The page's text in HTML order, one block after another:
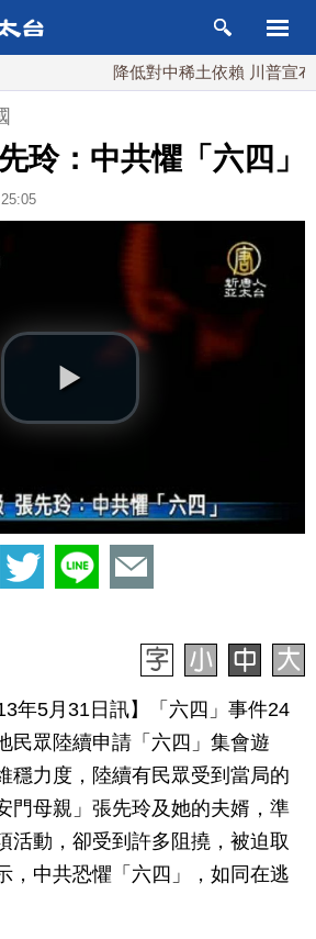
降低對中稀土依賴 川普宣布礦業
玲：中共懼「六四」
年5月31日訊】「六四」事件24
民眾陸續申請「六四」集會遊
穩力度，陸續有民眾受到當局的
門母親」張先玲及她的夫婿，準
活動，卻受到許多阻撓，被迫取
，中共恐懼「六四」，如同在逃